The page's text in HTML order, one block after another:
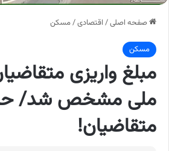
صفحه اصلی/ اقتصادی/مسکن
مسکن
مبلغ واریزی
ملی مشخص شد/
متقاضیان!